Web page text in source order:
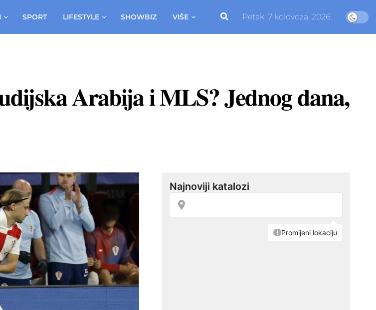
SPORT LIFESTYLE SHOWBIZ VIŠE Petak, 7 kolovoza, 2026.
Arabija i MLS? Jednog dana,